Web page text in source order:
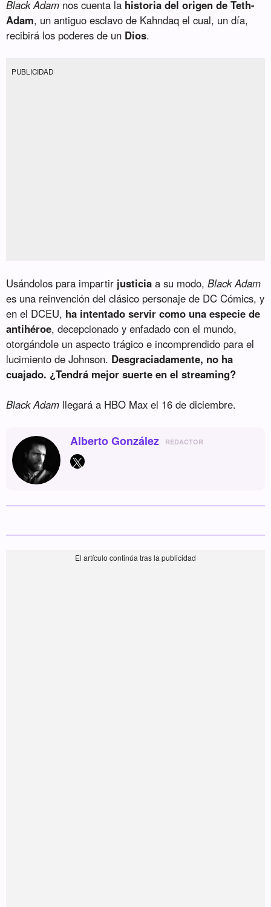
Black Adam nos cuenta la historia del origen de Teth-
Adam, un antiguo esclavo de Kahndaq el cual, un día,
recibirá los poderes de un Dios.
PUBLICIDAD
Usándolos para impartir justicia a su modo,Black Adam
es una reinvención del clásico personaje de DC Cómics, y
en el DCEU, ha intentado servir como una especie de
antihéroe, decepcionado y enfadado con el mundo,
otorgándole un aspecto trágico e incomprendido para el
lucimiento de Johnson. Desgraciadamente, no ha
cuajado. ¿Tendrá mejor suerte en el streaming?
Black Adam llegará a HBO Max el 16 de diciembre.
Alberto González REDACTOR